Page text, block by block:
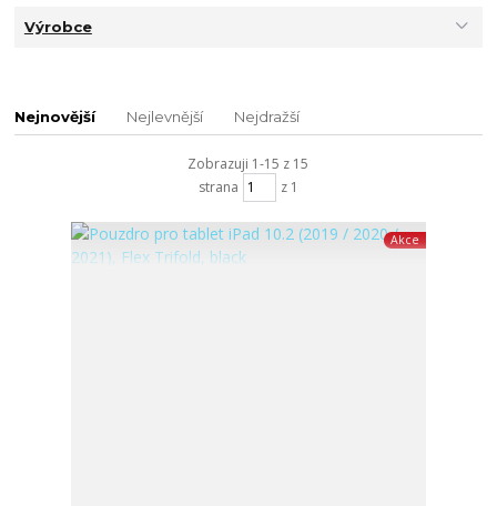
Výrobce
Nejnovější Nejlevnější Nejdražší
Zobrazuji 1-15 z 15
strana
z 1
Akce